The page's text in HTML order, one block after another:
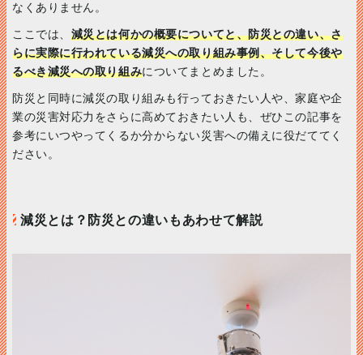
なくありません。
ここでは、 減災とは何かの概要についてと、防災との違い、さ
らに実際に行われている減災への取り組み事例、そして今後や
るべき減災への取り組みについてまとめました。
防災と同時に減災の取り組みも行っておきたい人や、家庭や企
業の災害対応力をさらに高めておきたい人も、ぜひこの記事を
参考にいつやってくるか分からない災害への備えに役だててく
ださい。
減災とは？防災との違いもあわせて解説